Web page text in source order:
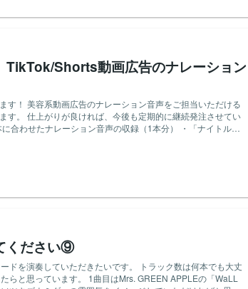
TikTok/Shorts動画広告のナレーション
いただける
注させてい
reel/DanEUKGwxXk/
reel/DbVhj5bJqMd/ https://www.instagram.com/reel/DY6-
お願いいたします。 ・設定は「51歳キャバ嬢」となります。
ータリンク等）にてご納品いただきます。 ※トライアル提出
条件（重要） ご応募の際は、
として録音し、添付してお送りください。 （※矢印 ⬆️ ⬇️ は語尾
ーーーーーーーーーー
ください⑨
ドを演奏していただきたいです。 トラック数は何本でも大丈
目はMrs. GREEN APPLEの「WaLL